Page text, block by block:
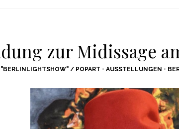
zur Midissage
"BERLINLIGHTSHOW" / POPART • AUSSTELLUNGEN •